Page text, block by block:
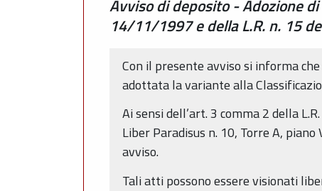
Avviso di deposito - Adozione
14/11/1997 e della L.R. n. 15
Con il presente avviso si informa
adottata la variante alla
Ai sensi dell’art. 3 comma 2 della
Liber Paradisus n. 10, Torre A,
avviso.
Tali atti possono essere visionati